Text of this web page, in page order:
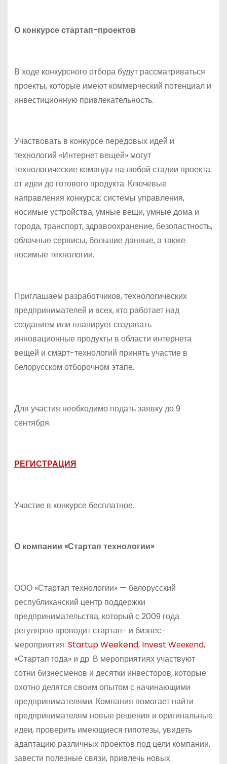
О конкурсе стартап-проектов
В ходе конкурсного отбора будут рассматриваться
проекты, которые имеют коммерческий потенциал и
инвестиционную привлекательность.
Участвовать в конкурсе передовых идей и
технологий «Интернет вещей» могут
технологические команды на любой стадии проекта:
от идеи до готового продукта. Ключевые
направления конкурса: системы управления,
носимые устройства, умные вещи, умные дома и
города, транспорт, здравоохранение, безопастность,
облачные сервисы, большие данные, а также
носимые технологии.
Приглашаем разработчиков, технологических
предпринимателей и всех, кто работает над
созданием или планирует создавать
инновационные продукты в области интернета
вещей и смарт-технологий принять участие в
белорусском отборочном этапе.
Для участия необходимо подать заявку до 9
сентября.
РЕГИСТРАЦИЯ
Участие в конкурсе бесплатное.
О компании «Стартап технологии»
ООО «Стартап технологии» — белорусский
республиканский центр поддержки
предпринимательства, который с 2009 года
регулярно проводит стартап- и бизнес-
мероприятия: Startup Weekend, Invest Wеекеnd,
«Стартап года» и др. В мероприятиях участвуют
сотни бизнесменов и десятки инвесторов, которые
охотно делятся своим опытом с начинающими
предпринимателями. Компания помогает найти
предпринимателям новые решения и оригинальные
идеи, проверить имеющиеся гипотезы, увидеть
адаптацию различных проектов под цели компании,
завести полезные связи, привлечь новых